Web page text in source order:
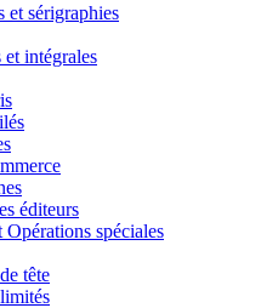
et sérigraphies
intégrales
éditeurs
Opérations spéciales
tête